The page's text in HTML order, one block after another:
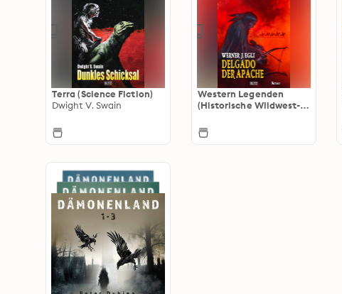
Terra (Science Fiction)
Dwight V. Swain
Western Legenden
(Historische Wildwest-